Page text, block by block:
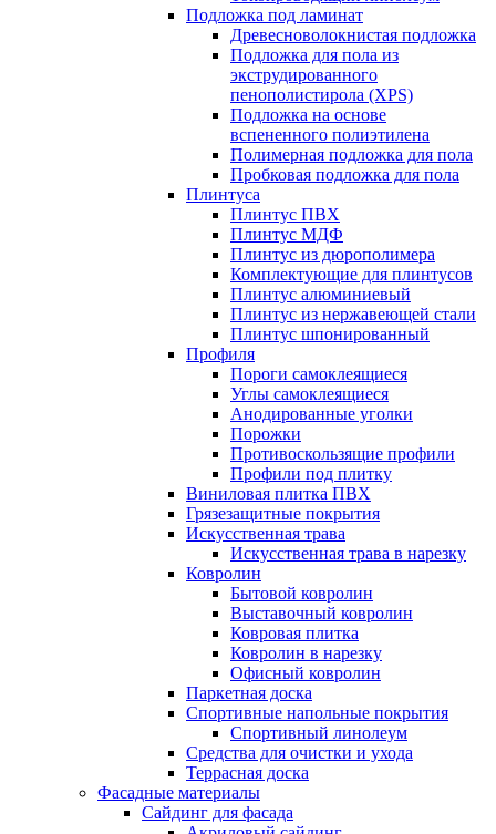
Подложка под ламинат
Древесноволокнистая подложка
Подложка для пола из
экструдированного
пенополистирола (XPS)
Подложка на основе
вспененного полиэтилена
Полимерная подложка для пола
Пробковая подложка для пола
Плинтуса
Плинтус ПВХ
Плинтус МДФ
Плинтус из дюрополимера
Комплектующие для плинтусов
Плинтус алюминиевый
Плинтус из нержавеющей стали
Плинтус шпонированный
Профиля
Пороги самоклеящиеся
Углы самоклеящиеся
Анодированные уголки
Порожки
Противоскользящие профили
Профили под плитку
Виниловая плитка ПВХ
Грязезащитные покрытия
Искусственная трава
Искусственная трава в нарезку
Ковролин
Бытовой ковролин
Выставочный ковролин
Ковровая плитка
Ковролин в нарезку
Офисный ковролин
Паркетная доска
Спортивные напольные покрытия
Спортивный линолеум
Средства для очистки и ухода
Террасная доска
Фасадные материалы
Сайдинг для фасада